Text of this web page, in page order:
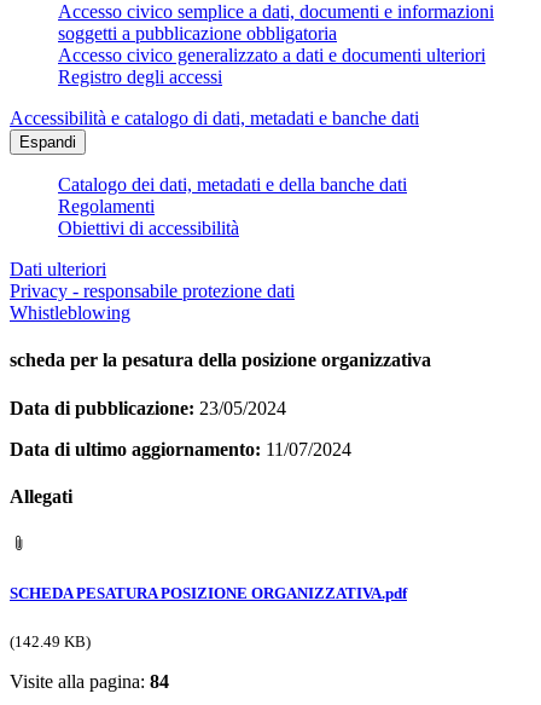
Accesso civico semplice a dati, documenti e informazioni
soggetti a pubblicazione obbligatoria
Accesso civico generalizzato a dati e documenti ulteriori
Registro degli accessi
Accessibilità e catalogo di dati, metadati e banche dati
Espandi
Catalogo dei dati, metadati e della banche dati
Regolamenti
Obiettivi di accessibilità
Dati ulteriori
Privacy - responsabile protezione dati
Whistleblowing
scheda per la pesatura della posizione organizzativa
Data di pubblicazione: 23/05/2024
Data di ultimo aggiornamento: 11/07/2024
Allegati
SCHEDA PESATURA POSIZIONE ORGANIZZATIVA.pdf
(142.49 KB)
Visite alla pagina: 84